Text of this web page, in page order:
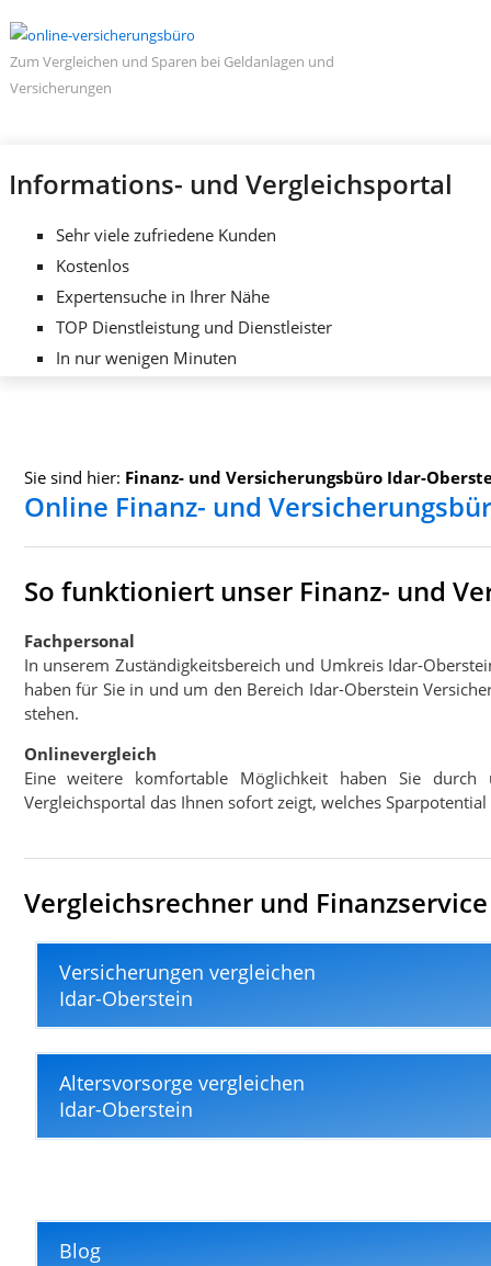
Zum Vergleichen und Sparen bei Geldanlagen und
Versicherungen
Informations- und Vergleichsportal
Sehr viele zufriedene Kunden
Kostenlos
Expertensuche in Ihrer Nähe
TOP Dienstleistung und Dienstleister
In nur wenigen Minuten
Sie sind hier: Finanz- und Versicherungsbüro Idar-
Online Finanz- und
So funktioniert unser Finanz- und
Fachpersonal
In unserem Zuständigkeitsbereich und Umkreis Idar-
haben für Sie in und um den Bereich Idar-Oberstein
stehen.
Onlinevergleich
Eine weitere komfortable Möglichkeit haben Sie
Vergleichsportal das Ihnen sofort zeigt, welches
Vergleichsrechner und
Versicherungen vergleichen
Idar-Oberstein
Altersvorsorge vergleichen
Idar-Oberstein
Blog